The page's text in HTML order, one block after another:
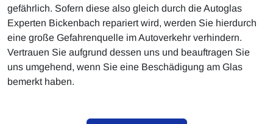
gefährlich. Sofern diese also gleich durch die Autoglas
Experten Bickenbach repariert wird, werden Sie hierdurch
eine große Gefahrenquelle im Autoverkehr verhindern.
Vertrauen Sie aufgrund dessen uns und beauftragen Sie
uns umgehend, wenn Sie eine Beschädigung am Glas
bemerkt haben.